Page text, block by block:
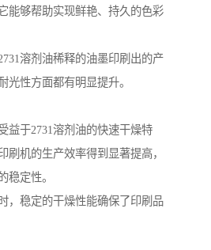
能够帮助实现鲜艳、持久的色彩
溶剂油稀释的油墨印刷出的产
光性方面都有明显提升。
益于2731溶剂油的快速干燥特
刷机的生产效率得到显著提高，
稳定性。
，稳定的干燥性能确保了印刷品